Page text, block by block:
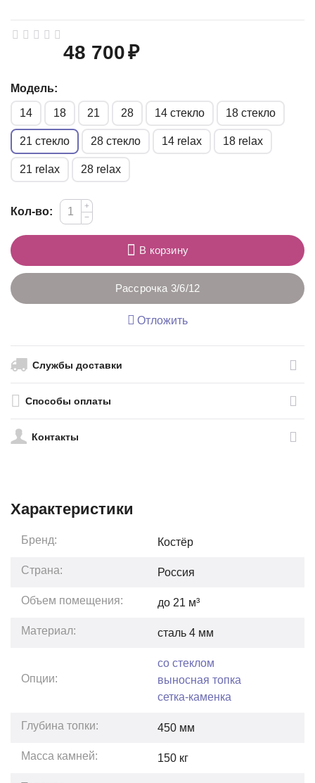
48 700₽
Модель:
14 18 21 28 14 стекло 18 стекло
21 стекло 28 стекло 14 relax 18 relax
21 relax 28 relax
Кол-во:
+
−
В корзину
Рассрочка 3/6/12
Отложить
Службы доставки
Способы оплаты
Контакты
Характеристики
Бренд: Костёр
Страна: Россия
Объем помещения: до 21 м³
Материал: сталь 4 мм
Опции:
со стеклом
выносная топка
сетка-каменка
Глубина топки: 450 мм
Масса камней: 150 кг